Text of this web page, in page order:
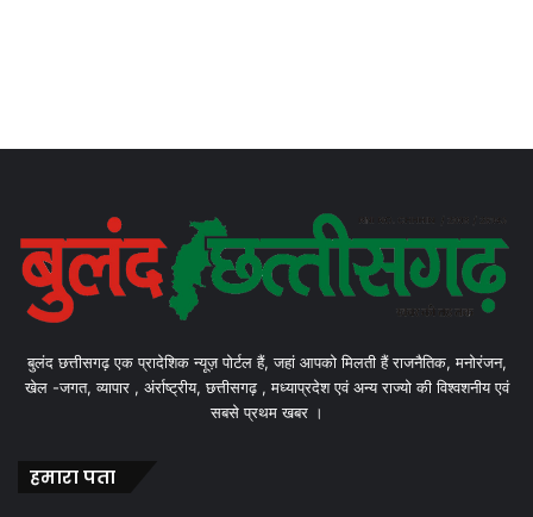
बुलंद छत्तीसगढ़ एक प्रादेशिक न्यूज़ पोर्टल हैं, जहां आपको मिलती हैं राजनैतिक, मनोरंजन,
खेल -जगत, व्यापार , अंर्राष्ट्रीय, छत्तीसगढ़ , मध्याप्रदेश एवं अन्य राज्यो की विश्वशनीय एवं
सबसे प्रथम खबर ।
हमारा पता